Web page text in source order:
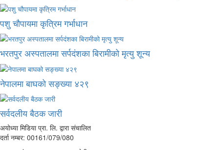
पशु चौपायमा कृत्रिम गर्भाधान
भरतपुर अस्पतालमा सर्पदंशका बिरामीको मृत्यु शून्य
नेपालमा बाघको सङ्ख्या ४२९
सर्वदलीय बैठक जारी
अयोध्या मिडिया प्रा. लि. द्वारा संचालित
दर्ता नम्बर: 00161/079/080